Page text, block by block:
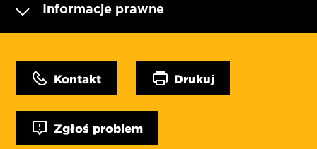
Informacje prawne
Kontakt Drukuj
Zgłoś problem